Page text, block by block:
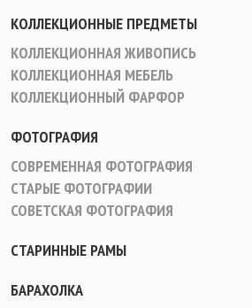
КОЛЛЕКЦИОННЫЕ ПРЕДМЕТЫ
КОЛЛЕКЦИОННАЯ ЖИВОПИСЬ
КОЛЛЕКЦИОННАЯ МЕБЕЛЬ
КОЛЛЕКЦИОННЫЙ ФАРФОР
ФОТОГРАФИЯ
СОВРЕМЕННАЯ ФОТОГРАФИЯ
СТАРЫЕ ФОТОГРАФИИ
СОВЕТСКАЯ ФОТОГРАФИЯ
СТАРИННЫЕ РАМЫ
БАРАХОЛКА